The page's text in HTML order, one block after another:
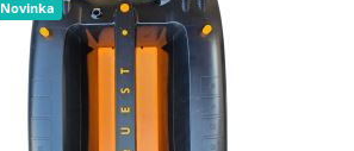
750 Kč
Novinka